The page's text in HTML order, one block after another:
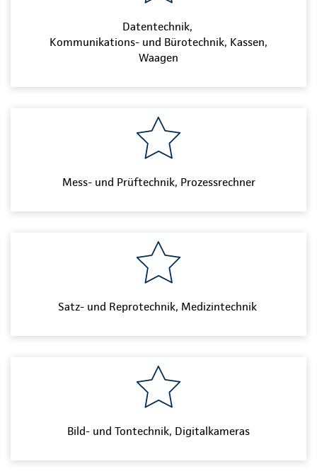
Datentechnik,
Kommunikations- und Bürotechnik, Kassen,
Waagen
Mess- und Prüftechnik, Prozessrechner
Satz- und Reprotechnik, Medizintechnik
Bild- und Tontechnik, Digitalkameras